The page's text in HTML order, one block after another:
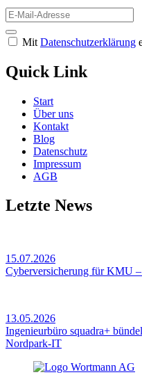
Mit Datenschutzerklärung
Quick Link
Start
Über uns
Kontakt
Blog
Datenschutz
Impressum
AGB
Letzte News
15.07.2026
Cyberversicherung für KMU
13.05.2026
Ingenieurbüro squadra+
Nordpark-IT